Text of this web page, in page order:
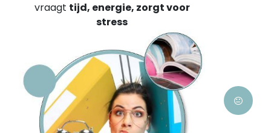
vraagt tijd, energie, zorgt voor
stress